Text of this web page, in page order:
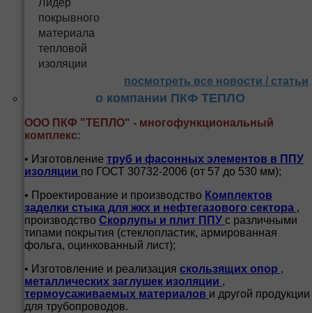
посмотреть все новости / статьи
о компании ПКФ ТЕПЛО
ООО ПКФ "ТЕПЛО" - многофункциональный
комплекс:
• Изготовление труб и фасонных элементов в ППУ
изоляции по ГОСТ 30732-2006 (от 57 до 530 мм);
• Проектирование и производство Комплектов
заделки стыка для жкх и нефтегазового сектора ,
производство Скорлупы и плит ППУ с различными
типами покрытия (стеклопластик, армированная
фольга, оцинкованный лист);
• Изготовление и реализация скользящих опор ,
металлических заглушек изоляции ,
термоусаживаемых материалов и другой продукции
для трубопроводов.